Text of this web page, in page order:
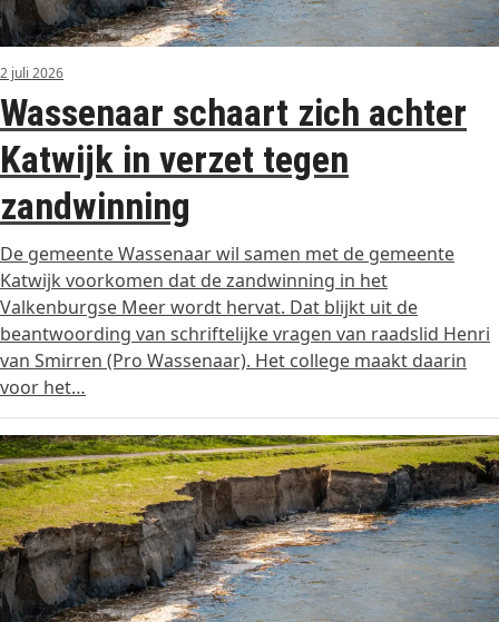
2 juli 2026
Wassenaar schaart zich achter
Katwijk in verzet tegen
zandwinning
De gemeente Wassenaar wil samen met de gemeente
Katwijk voorkomen dat de zandwinning in het
Valkenburgse Meer wordt hervat. Dat blijkt uit de
beantwoording van schriftelijke vragen van raadslid Henri
van Smirren (Pro Wassenaar). Het college maakt daarin
voor het…